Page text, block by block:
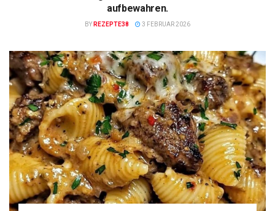
aufbewahren.
BY REZEPTE38 3 FEBRUAR 2026